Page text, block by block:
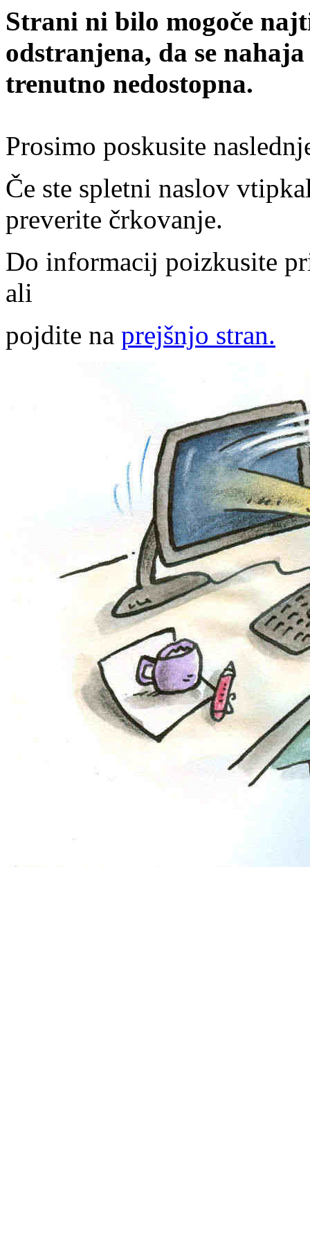
Strani ni bilo mogoče
odstranjena, da se
trenutno nedostopna.
Prosimo poskusite
Če ste spletni naslov
preverite črkovanje.
Do informacij poizkusite
ali
pojdite na prejšnjo stran.